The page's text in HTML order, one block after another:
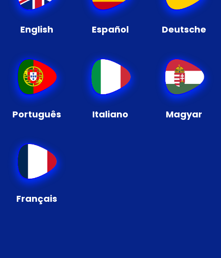
English Español Deutsche
Português Italiano Magyar
Français